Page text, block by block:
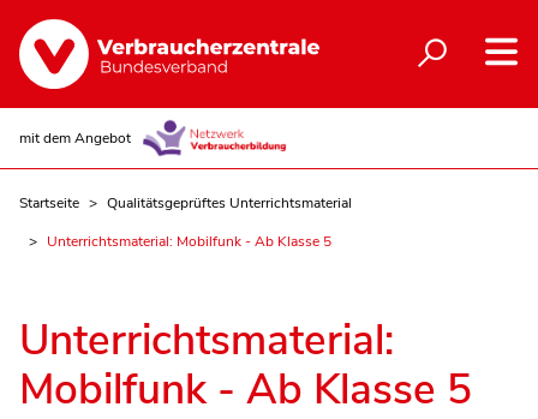
mit dem Angebot
Startseite
Qualitätsgeprüftes Unterrichtsmaterial
Unterrichtsmaterial: Mobilfunk - Ab Klasse 5
Unterrichtsmaterial:
Mobilfunk - Ab Klasse 5